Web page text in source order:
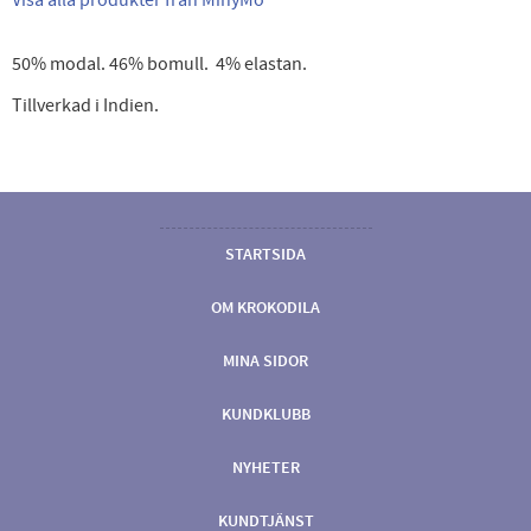
50% modal. 46% bomull. 4% elastan.
Tillverkad i Indien.
STARTSIDA
OM KROKODILA
MINA SIDOR
KUNDKLUBB
NYHETER
KUNDTJÄNST